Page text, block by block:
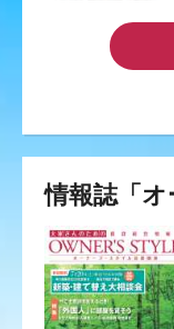
情報誌「オ